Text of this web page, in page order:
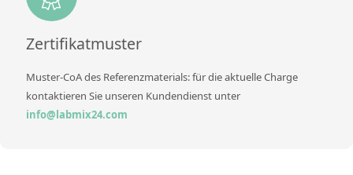
Zertifikatmuster
Muster-CoA des Referenzmaterials: für die aktuelle Charge
kontaktieren Sie unseren Kundendienst unter
info@labmix24.com